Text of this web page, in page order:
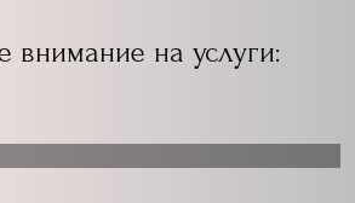
внимание на услуги: